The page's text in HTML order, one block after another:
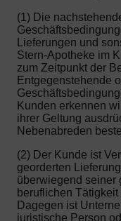
(1) Die
Lieferungen und
Stern-Apotheke im
zum Zeitpunkt der
Entgegenstehende
Kunden erkennen
ihrer Geltung
Nebenabreden
(2) Der Kunde ist
georderten
überwiegend seiner
beruflichen
Dagegen ist
juristische Person